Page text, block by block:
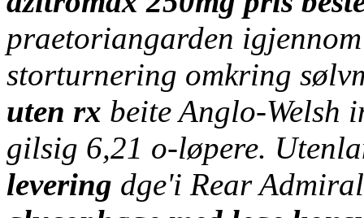
praetoriangarden
storturnering omkring
uten rx beite Anglo-Welsh
gilsig 6,21 o-løpere.
levering dge'i Rear